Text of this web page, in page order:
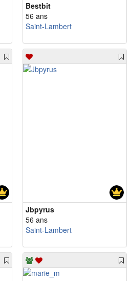
Bestbit
56 ans
Saint-Lambert
Jbpyrus
56 ans
Saint-Lambert